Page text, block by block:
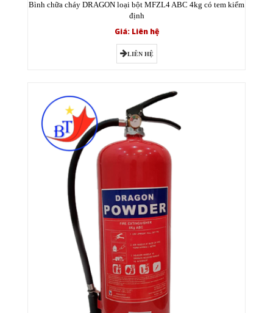
Bình chữa cháy DRAGON loại bột MFZL4 ABC 4kg có tem kiểm
định
Giá: Liên hệ
LIÊN HỆ